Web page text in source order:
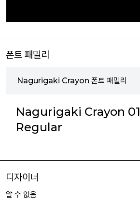
폰트 패밀리
Nagurigaki Crayon 폰트 패밀리
Nagurigaki Crayon 01
Regular
디자이너
알 수 없음